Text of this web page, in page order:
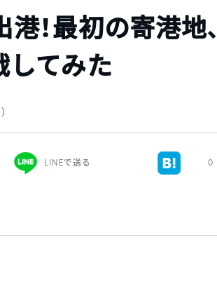
！最初の寄港地、
してみた
LINEで送る 0